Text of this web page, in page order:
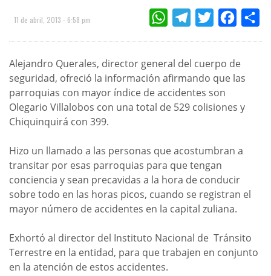
11 de abril, 2013 - 6:58 pm WHATSAPPTELEGRAMTWITTER
Alejandro Querales, director general del cuerpo de
seguridad, ofreció la información afirmando que las
parroquias con mayor índice de accidentes son
Olegario Villalobos con una total de 529 colisiones y
Chiquinquirá con 399.
Hizo un llamado a las personas que acostumbran a
transitar por esas parroquias para que tengan
conciencia y sean precavidas a la hora de conducir
sobre todo en las horas picos, cuando se registran el
mayor número de accidentes en la capital zuliana.
Exhortó al director del Instituto Nacional de Tránsito
Terrestre en la entidad, para que trabajen en conjunto
en la atención de estos accidentes.